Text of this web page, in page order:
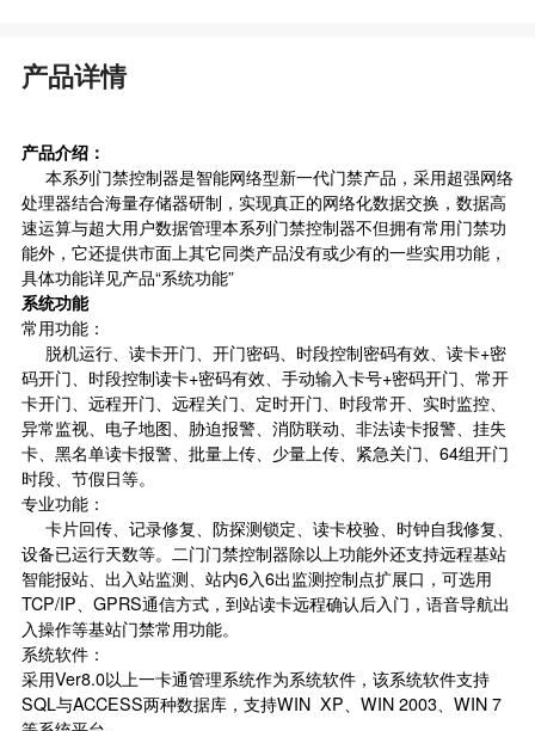
产品详情
产品介绍：
本系列门禁控制器是智能网络型新一代门禁产品，采用超强网络
处理器结合海量存储器研制，实现真正的网络化数据交换，数据高
速运算与超大用户数据管理本系列门禁控制器不但拥有常用门禁功
能外，它还提供市面上其它同类产品没有或少有的一些实用功能，
具体功能详见产品“系统功能”
系统功能
常用功能：
脱机运行、读卡开门、开门密码、时段控制密码有效、读卡+密
码开门、时段控制读卡+密码有效、手动输入卡号+密码开门、常开
卡开门、远程开门、远程关门、定时开门、时段常开、实时监控、
异常监视、电子地图、胁迫报警、消防联动、非法读卡报警、挂失
卡、黑名单读卡报警、批量上传、少量上传、紧急关门、64组开门
时段、节假日等。
专业功能：
卡片回传、记录修复、防探测锁定、读卡校验、时钟自我修复、
设备已运行天数等。二门门禁控制器除以上功能外还支持远程基站
智能报站、出入站监测、站内6入6出监测控制点扩展口，可选用
TCP/IP、GPRS通信方式，到站读卡远程确认后入门，语音导航出
入操作等基站门禁常用功能。
系统软件：
采用Ver8.0以上一卡通管理系统作为系统软件，该系统软件支持
SQL与ACCESS两种数据库，支持WIN XP、WIN 2003、WIN 7